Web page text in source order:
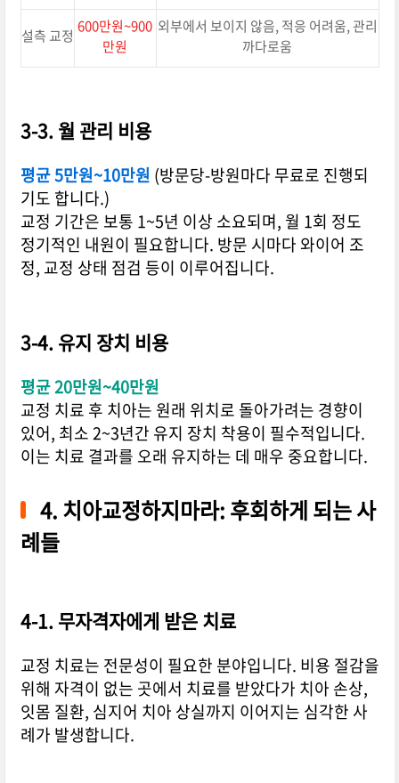
설측 교정 600만원~900
만원
외부에서 보이지 않음, 적응 어려움, 관리
까다로움
3-3. 월 관리 비용
평균 5만원~10만원 (방문당-방원마다 무료로 진행되
기도 합니다.)
교정 기간은 보통 1~5년 이상 소요되며, 월 1회 정도
정기적인 내원이 필요합니다. 방문 시마다 와이어 조
정, 교정 상태 점검 등이 이루어집니다.
3-4. 유지 장치 비용
평균 20만원~40만원
교정 치료 후 치아는 원래 위치로 돌아가려는 경향이
있어, 최소 2~3년간 유지 장치 착용이 필수적입니다.
이는 치료 결과를 오래 유지하는 데 매우 중요합니다.
4. 치아교정하지마라: 후회하게 되는 사
례들
4-1. 무자격자에게 받은 치료
교정 치료는 전문성이 필요한 분야입니다. 비용 절감을
위해 자격이 없는 곳에서 치료를 받았다가 치아 손상,
잇몸 질환, 심지어 치아 상실까지 이어지는 심각한 사
례가 발생합니다.